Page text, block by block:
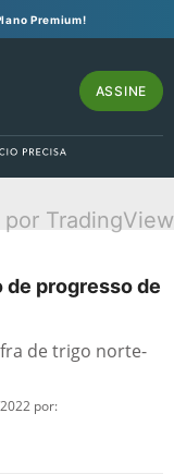
Premium!
ASSINE
por TradingView
progresso de
de trigo norte-
por: